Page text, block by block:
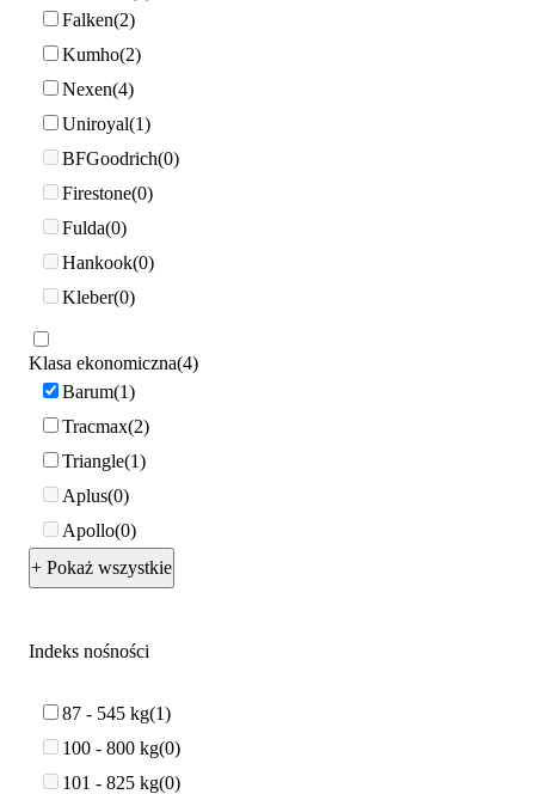
Falken 2
Kumho 2
Nexen 4
Uniroyal 1
BFGoodrich 0
Firestone 0
Fulda 0
Hankook 0
Kleber 0
Klasa ekonomiczna 4
Barum 1
Tracmax 2
Triangle 1
Aplus 0
Apollo 0
+ Pokaż wszystkie
Indeks nośności
87 - 545 kg 1
100 - 800 kg 0
101 - 825 kg 0